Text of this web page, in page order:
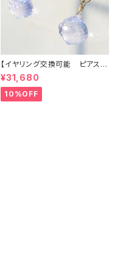
【イヤリング交換可能 ピアス】
アメシスティンクォーツ
¥31,680
10%OFF